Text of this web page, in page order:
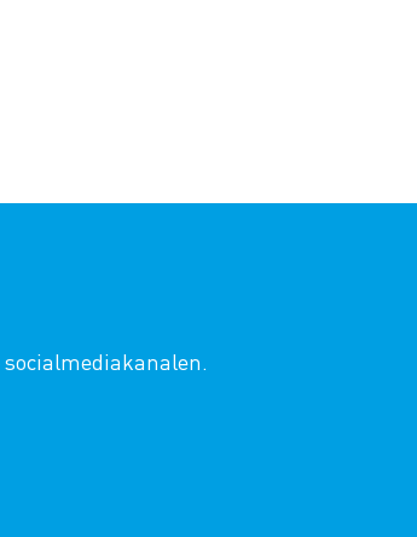
socialmediakanalen.